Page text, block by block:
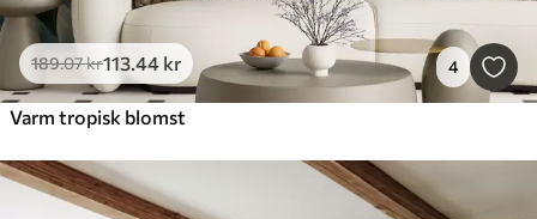
189.07kr113.44 kr 4
Varm tropisk blomst